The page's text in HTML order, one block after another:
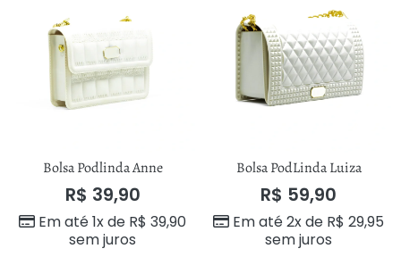
Bolsa Podlinda Anne
R$ 39,90
Em até 1x de R$ 39,90
sem juros
Bolsa PodLinda Luiza
R$ 59,90
Em até 2x de R$ 29,95
sem juros